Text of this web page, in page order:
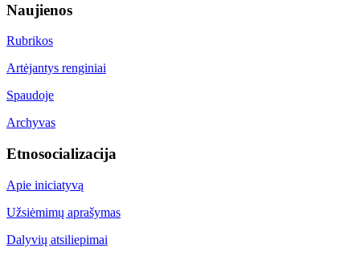
Naujienos
Rubrikos
Artėjantys renginiai
Spaudoje
Archyvas
Etnosocializacija
Apie iniciatyvą
Užsiėmimų aprašymas
Dalyvių atsiliepimai